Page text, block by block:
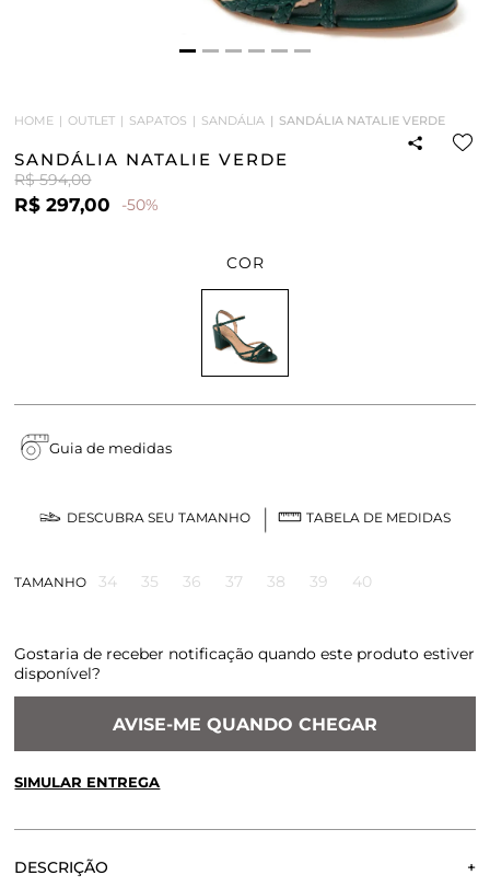
HOME OUTLET SAPATOS SANDÁLIA SANDÁLIA NATALIE VERDE
SANDÁLIA NATALIE VERDE
R$ 594,00
R$ 297,00 -50%
COR
Guia de medidas
DESCUBRA SEU TAMANHO TABELA DE MEDIDAS
TAMANHO 34 35 36 37 38 39 40
Gostaria de receber notificação quando este produto estiver
disponível?
AVISE-ME QUANDO CHEGAR
SIMULAR ENTREGA
DESCRIÇÃO